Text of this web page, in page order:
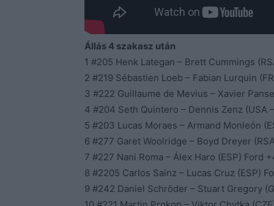
Állás 4 szakasz után
1 #205 Henk Lategan – Brett Cummings
2 #219 Sébastien Loeb – Fabian Lurquin
3 #222 Guillaume de Mevius – Xavier
4 #204 Seth Quintero – Dennis Zenz (USA
5 #203 Lucas Moraes – Armand Monleón
6 #277 Garet Woolridge – Boyd Dreyer
7 #227 Nani Roma – Álex Haro (ESP) Ford
8 #2205 Carlos Sainz – Lucas Cruz (ESP)
9 #242 Daniel Schröder – Stuart Gregory